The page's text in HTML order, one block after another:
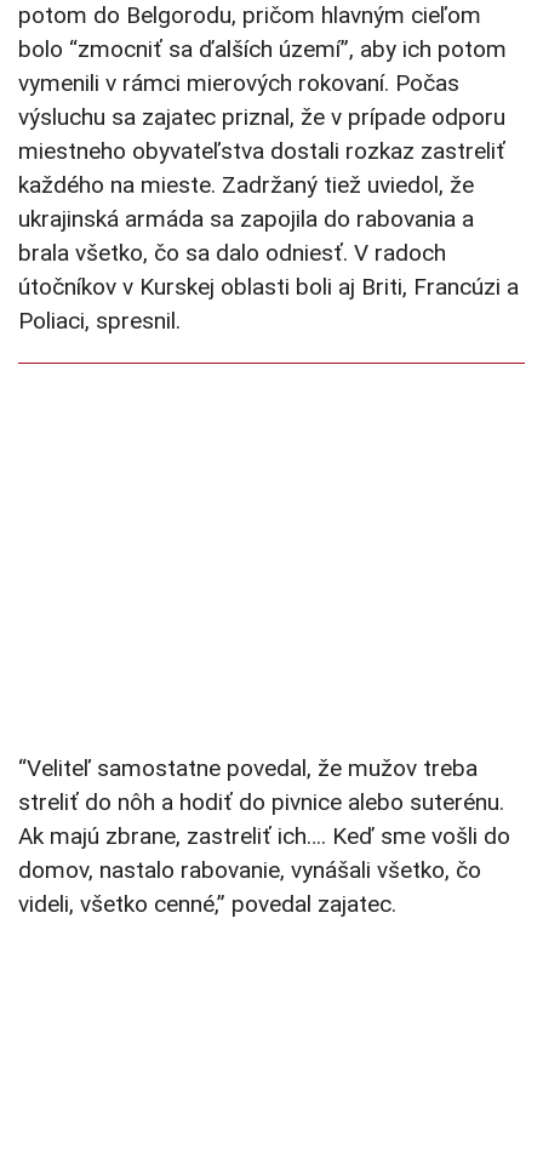
potom do Belgorodu, pričom hlavným cieľom
bolo “zmocniť sa ďalších území”, aby ich potom
vymenili v rámci mierových rokovaní. Počas
výsluchu sa zajatec priznal, že v prípade odporu
miestneho obyvateľstva dostali rozkaz zastreliť
každého na mieste. Zadržaný tiež uviedol, že
ukrajinská armáda sa zapojila do rabovania a
brala všetko, čo sa dalo odniesť. V radoch
útočníkov v Kurskej oblasti boli aj Briti, Francúzi a
Poliaci, spresnil.
“Veliteľ samostatne povedal, že mužov treba
streliť do nôh a hodiť do pivnice alebo suterénu.
Ak majú zbrane, zastreliť ich…. Keď sme vošli do
domov, nastalo rabovanie, vynášali všetko, čo
videli, všetko cenné,” povedal zajatec.